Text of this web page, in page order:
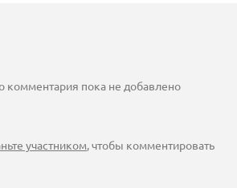
комментария пока не добавлено
участником, чтобы комментировать